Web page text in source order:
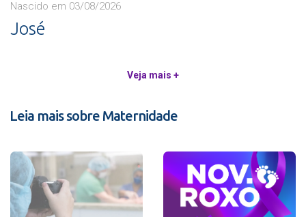
Nascido em 03/08/2026
José
Veja mais +
Leia mais sobre Maternidade